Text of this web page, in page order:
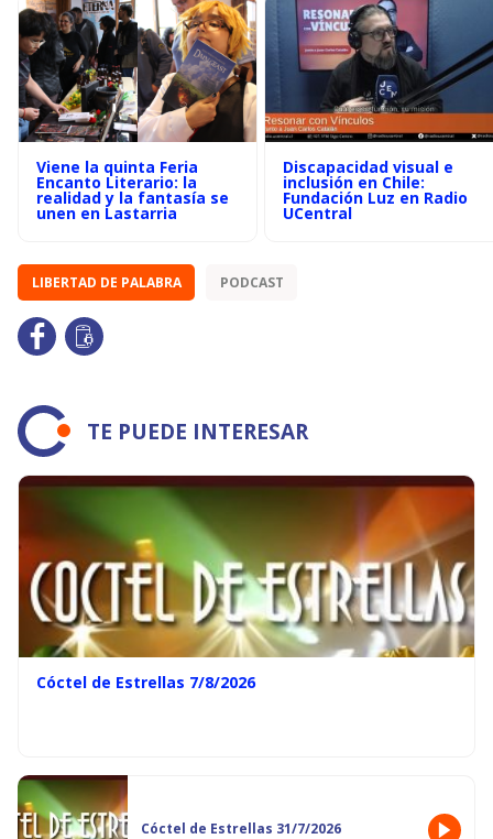
Viene la quinta Feria
Encanto Literario: la
realidad y la fantasía se
unen en Lastarria
Discapacidad visual e
inclusión en Chile:
Fundación Luz en Radio
UCentral
LIBERTAD DE PALABRA PODCAST
TE PUEDE INTERESAR
Cóctel de Estrellas 7/8/2026
Cóctel de Estrellas 31/7/2026